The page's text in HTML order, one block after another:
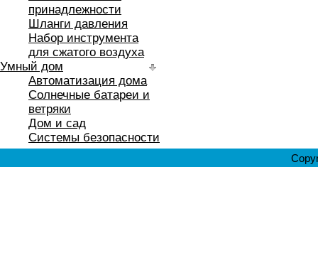
принадлежности
Шланги давления
Набор инструмента
для сжатого воздуха
Умный дом
Автоматизация дома
Солнечные батареи и
ветряки
Дом и сад
Системы безопасности